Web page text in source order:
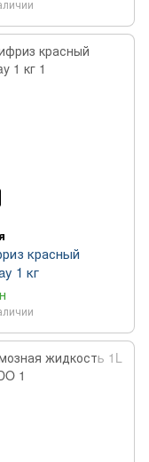
красный
1 кг